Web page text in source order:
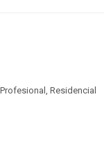
Residencial